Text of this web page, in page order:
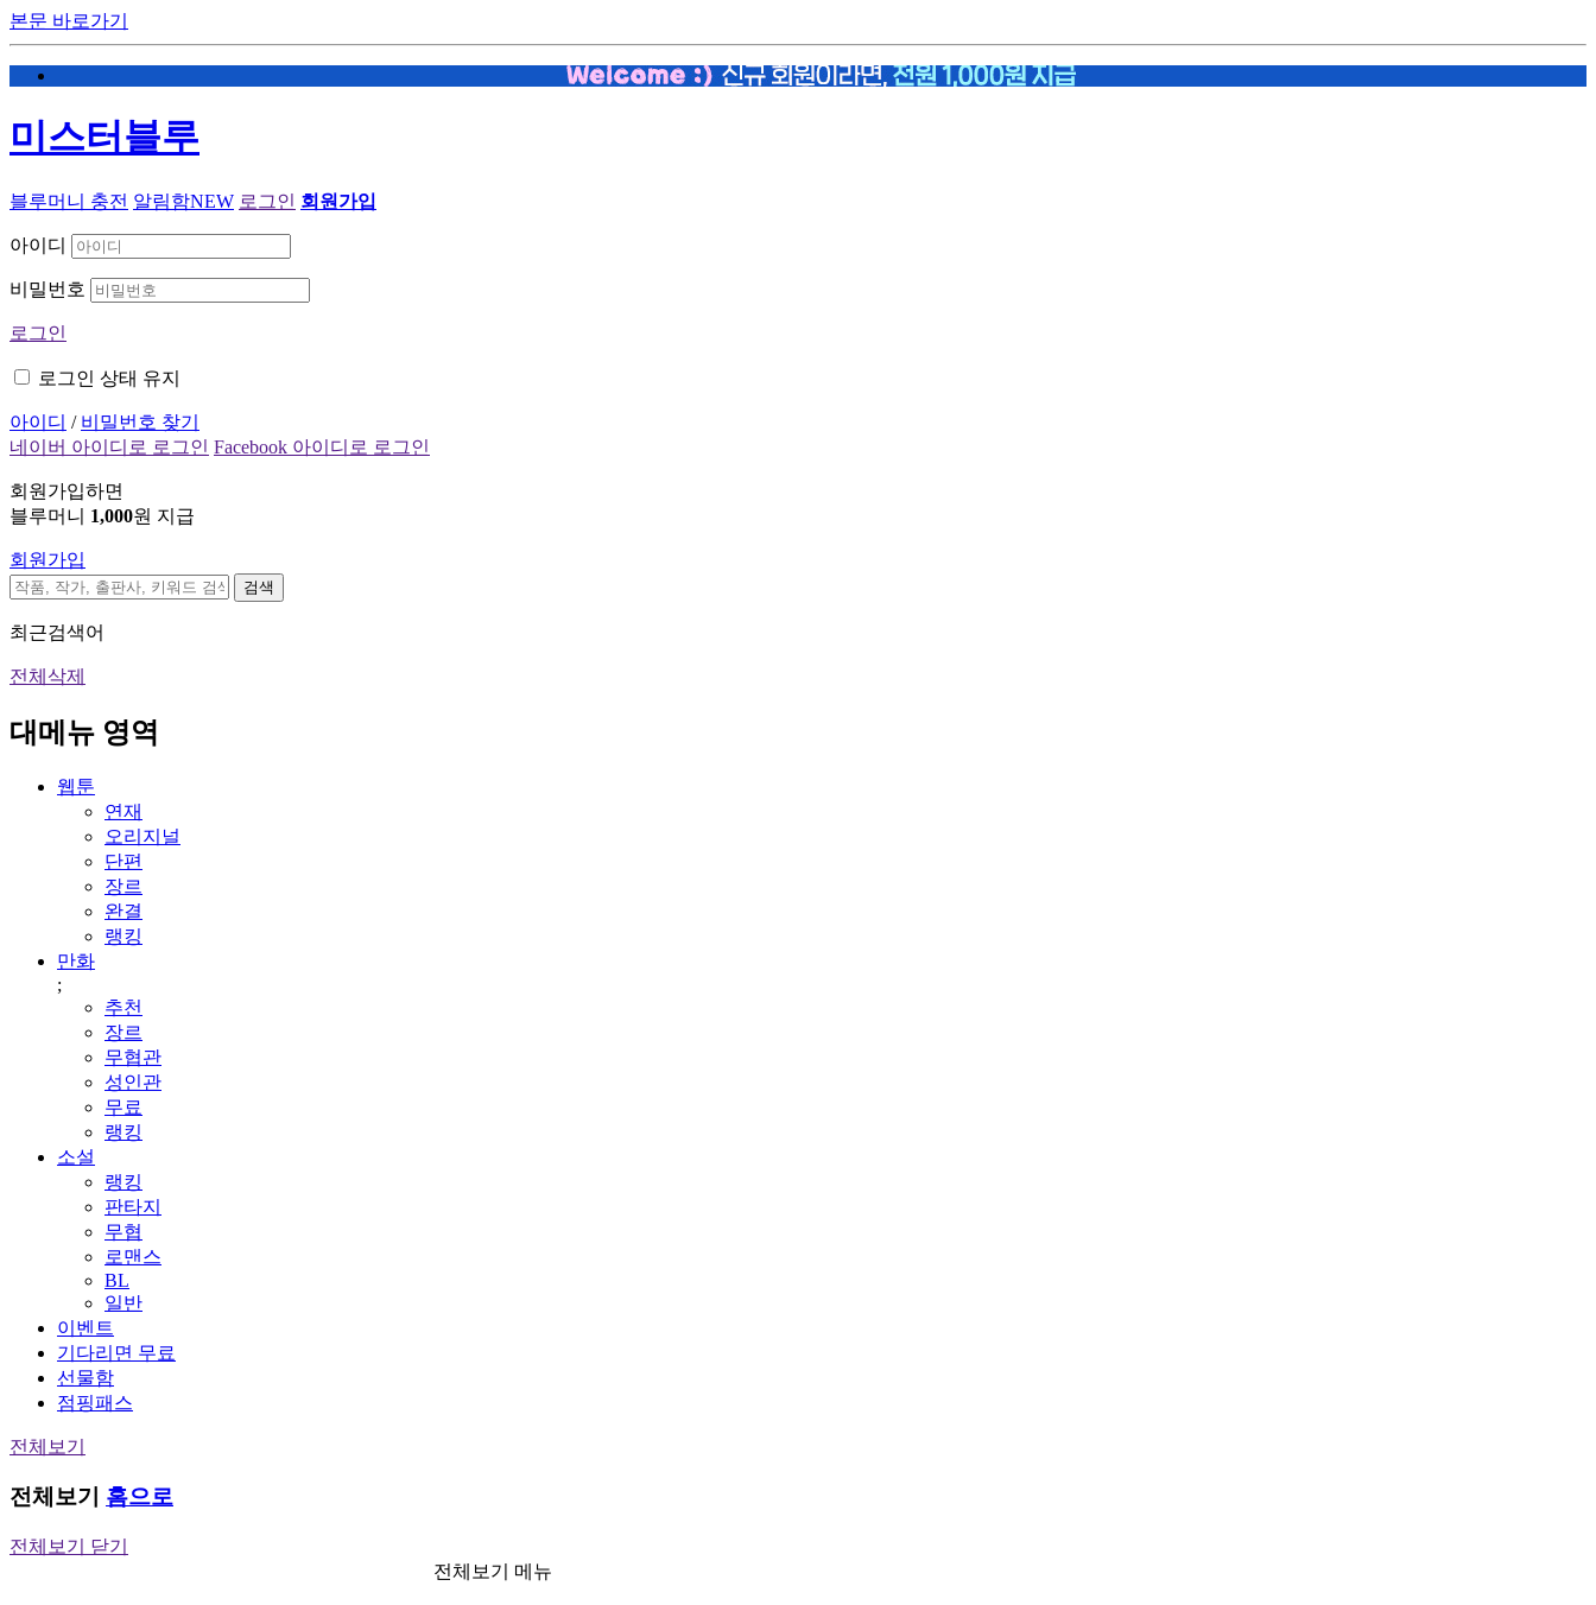
본문 바로가기
미스터블루
블루머니 충전 알림함NEW 로그인 회원가입
아이디
비밀번호
로그인
로그인 상태 유지
아이디 / 비밀번호 찾기
네이버 아이디로 로그인 Facebook 아이디로 로그인
회원가입하면
블루머니 1,000원 지급
회원가입
검색
최근검색어
전체삭제
대메뉴 영역
웹툰
연재
오리지널
단편
장르
완결
랭킹
만화
;
추천
장르
무협관
성인관
무료
랭킹
소설
랭킹
판타지
무협
로맨스
BL
일반
이벤트
기다리면 무료
선물함
점핑패스
전체보기
전체보기 홈으로
전체보기 닫기
전체보기 메뉴